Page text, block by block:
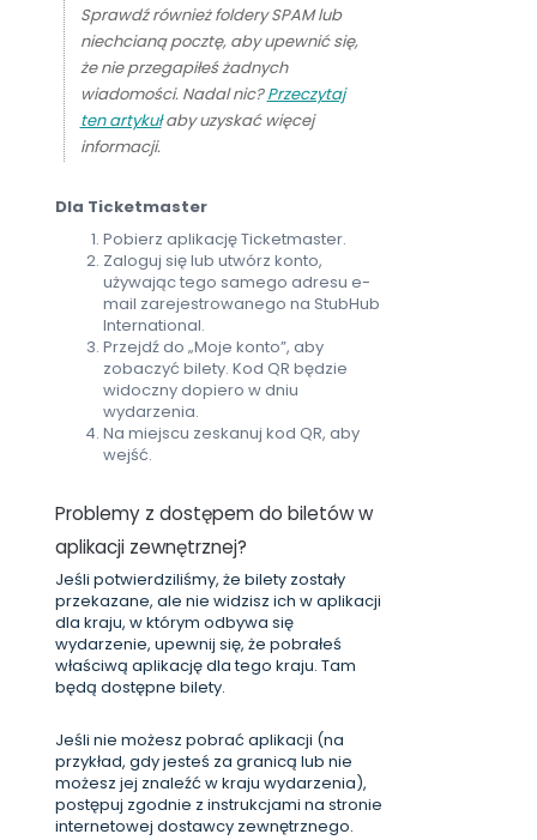
Sprawdź również foldery SPAM lub
niechcianą pocztę, aby upewnić się,
że nie przegapiłeś żadnych
wiadomości. Nadal nic?Przeczytaj
ten artykułaby uzyskać więcej
informacji.
Dla Ticketmaster
Pobierz aplikację Ticketmaster.
Zaloguj się lub utwórz konto,
używając tego samego adresu e-
mail zarejestrowanego na StubHub
International.
Przejdź do „Moje konto”, aby
zobaczyć bilety. Kod QR będzie
widoczny dopiero w dniu
wydarzenia.
Na miejscu zeskanuj kod QR, aby
wejść.
Problemy z dostępem do biletów w
aplikacji zewnętrznej?
Jeśli potwierdziliśmy, że bilety zostały
przekazane, ale nie widzisz ich w aplikacji
dla kraju, w którym odbywa się
wydarzenie, upewnij się, że pobrałeś
właściwą aplikację dla tego kraju. Tam
będą dostępne bilety.
Jeśli nie możesz pobrać aplikacji (na
przykład, gdy jesteś za granicą lub nie
możesz jej znaleźć w kraju wydarzenia),
postępuj zgodnie z instrukcjami na stronie
internetowej dostawcy zewnętrznego.